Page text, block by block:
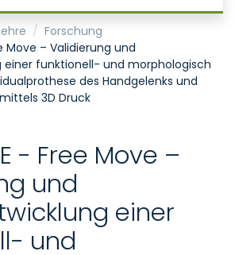
Unfall- und
Forschung
Move – Validierung und
einer funktionell- und morphologisch
des Handgelenks und
3D Druck
- Free Move –
und
einer
und